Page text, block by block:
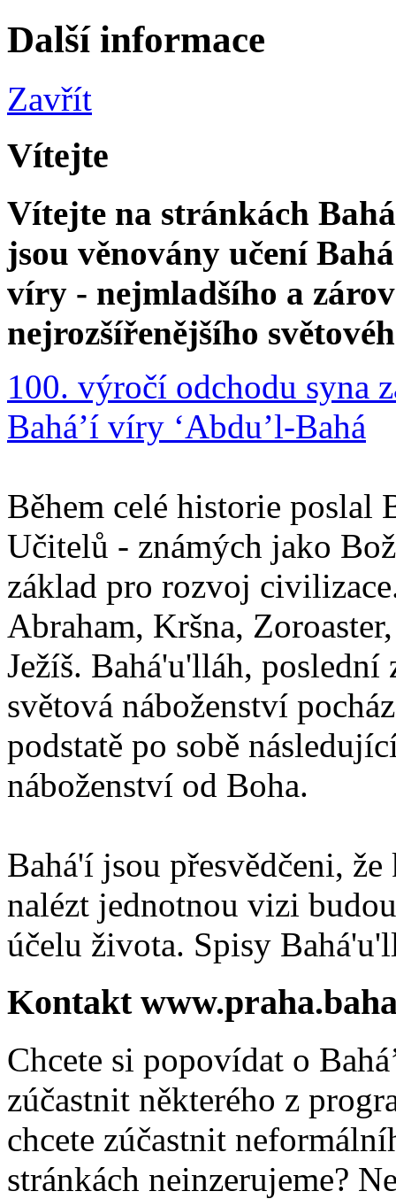
Další informace
Zavřít
Vítejte
Vítejte na stránkách
jsou věnovány učení
víry - nejmladšího a
nejrozšířenějšího
100. výročí odchodu syna
Bahá’í víry ‘Abdu’l-Bahá
Během celé historie poslal
Učitelů - známých jako
základ pro rozvoj
Abraham, Kršna,
Ježíš. Bahá'u'lláh,
světová náboženství
podstatě po sobě
náboženství od Boha.
Bahá'í jsou přesvědčeni,
nalézt jednotnou vizi
účelu života. Spisy
Kontakt
Chcete si popovídat o
zúčastnit některého z
chcete zúčastnit
stránkách neinzerujeme?